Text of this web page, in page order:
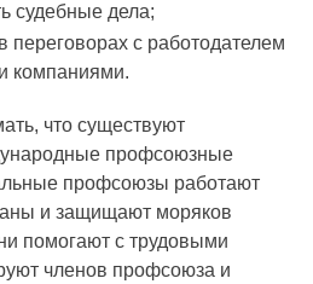
судебные дела;
переговорах с работодателем
компаниями.
что существуют
профсоюзные
профсоюзы работают
и защищают моряков
помогают с трудовыми
членов профсоюза и